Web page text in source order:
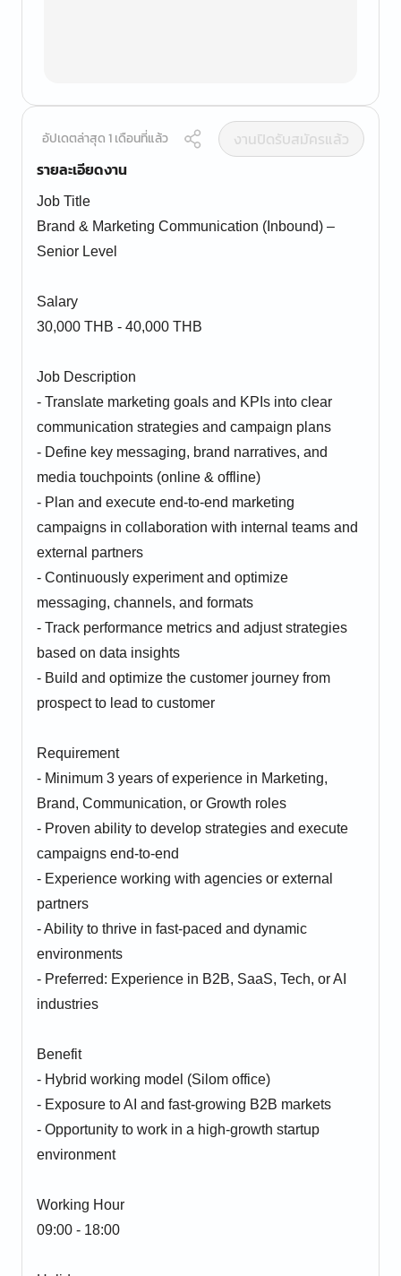
อัปเดตล่าสุด 1 เดือนที่แล้ว
งานปิดรับสมัครแล้ว
รายละเอียดงาน
Job Title
Brand & Marketing Communication (Inbound) –
Senior Level
Salary
30,000 THB - 40,000 THB
Job Description
- Translate marketing goals and KPIs into clear
communication strategies and campaign plans
- Define key messaging, brand narratives, and
media touchpoints (online & offline)
- Plan and execute end-to-end marketing
campaigns in collaboration with internal teams and
external partners
- Continuously experiment and optimize
messaging, channels, and formats
- Track performance metrics and adjust strategies
based on data insights
- Build and optimize the customer journey from
prospect to lead to customer
Requirement
- Minimum 3 years of experience in Marketing,
Brand, Communication, or Growth roles
- Proven ability to develop strategies and execute
campaigns end-to-end
- Experience working with agencies or external
partners
- Ability to thrive in fast-paced and dynamic
environments
- Preferred: Experience in B2B, SaaS, Tech, or AI
industries
Benefit
- Hybrid working model (Silom office)
- Exposure to AI and fast-growing B2B markets
- Opportunity to work in a high-growth startup
environment
Working Hour
09:00 - 18:00